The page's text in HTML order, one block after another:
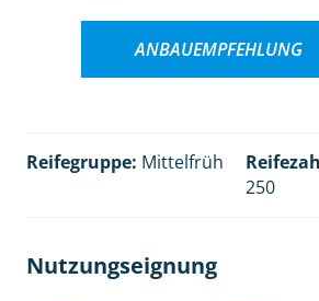
ANBAUEMPFEHLUNG
Reifegruppe: Mittelfrüh
250
Nutzungseignung